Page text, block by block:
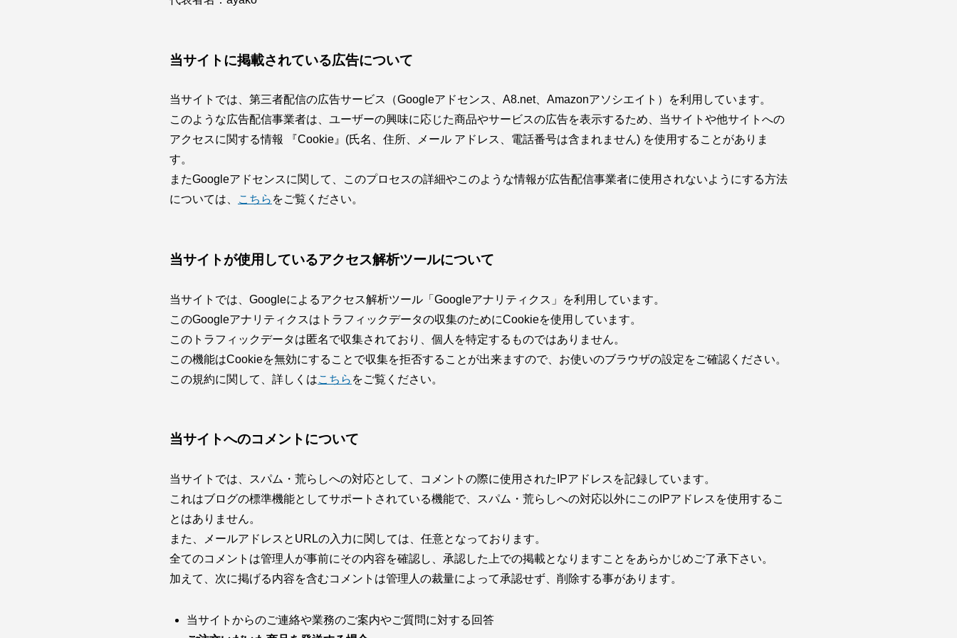
当サイトに掲載されている広告について
当サイトでは、第三者配信の広告サービス（Googleアドセンス、A8.net、Amazonアソシエイト）を利用しています。
このような広告配信事業者は、ユーザーの興味に応じた商品やサービスの広告を表示するため、当サイトや他サイトへの
アクセスに関する情報 『Cookie』(氏名、住所、メール アドレス、電話番号は含まれません) を使用することがありま
す。
またGoogleアドセンスに関して、このプロセスの詳細やこのような情報が広告配信事業者に使用されないようにする方法
については、
こちら をご覧ください。
当サイトが使用しているアクセス解析ツールについて
当サイトでは、Googleによるアクセス解析ツール「Googleアナリティクス」を利用しています。
このGoogleアナリティクスはトラフィックデータの収集のためにCookieを使用しています。
このトラフィックデータは匿名で収集されており、個人を特定するものではありません。
この機能はCookieを無効にすることで収集を拒否することが出来ますので、お使いのブラウザの設定をご確認ください。
この規約に関して、詳しくはこちら をご覧ください。
当サイトへのコメントについて
当サイトでは、スパム・荒らしへの対応として、コメントの際に使用されたIPアドレスを記録しています。
これはブログの標準機能としてサポートされている機能で、スパム・荒らしへの対応以外にこのIPアドレスを使用するこ
とはありません。
また、メールアドレスとURLの入力に関しては、任意となっております。
全てのコメントは管理人が事前にその内容を確認し、承認した上での掲載となりますことをあらかじめご了承下さい。
加えて、次に掲げる内容を含むコメントは管理人の裁量によって承認せず、削除する事があります。
当サイトからのご連絡や業務のご案内やご質問に対する回答